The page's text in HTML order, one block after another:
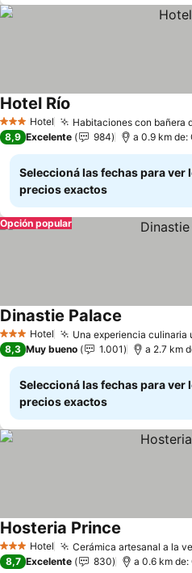
3 Estrellas
Hotel Habitaciones con bañera
Hotel Río
8,9 Excelente 984 a 0.9 km de:
Seleccioná las fechas para ver
precios exactos
Opción popular
3 Estrellas
Hotel Una experiencia culinaria
Dinastie Palace
8,3 Muy bueno 1.001 a 2.7 km
Seleccioná las fechas para ver
precios exactos
3 Estrellas
Hotel Cerámica artesanal a la
Hosteria Prince
8,7 Excelente 830 a 0.6 km